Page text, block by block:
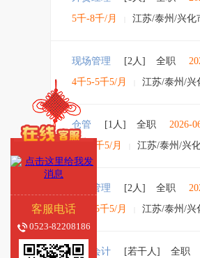
5千-8千/月
江苏/泰州/兴化
现场管理 [2人] 全职
4千5-5千5/月
江苏/泰州/兴
仓管 [1人] 全职
2026-
4千-5千5/月
江苏/泰州/兴
现场管理 [2人] 全职
4千5-5千5/月
江苏/泰州/兴
财务会计 [若干人] 全职
客服电话
0523-82208186